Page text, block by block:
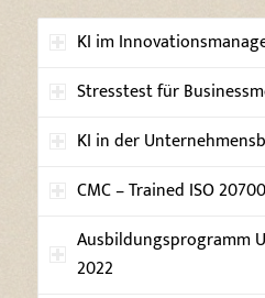
KI im
Stresstest für
KI in der
CMC – Trained ISO
Ausbildungsprogramm
2022